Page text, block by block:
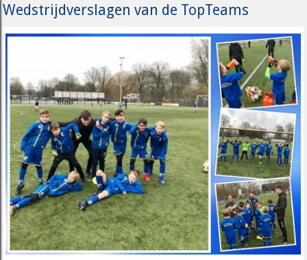
Wedstrijdverslagen van de TopTeams